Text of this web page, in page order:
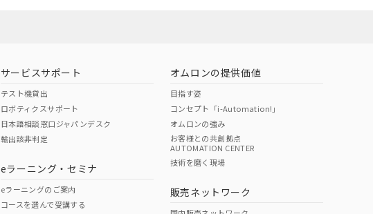
サービスサポート
テスト機貸出
ロボティクスサポート
日本語相談窓口ジャパンデスク
輸出該非判定
eラーニング・セミナ
eラーニングのご案内
コースを選んで受講する
オムロンの提供価値
目指す姿
コンセプト「i-Automation!」
オムロンの強み
お客様との共創拠点
AUTOMATION CENTER
技術を磨く現場
販売ネットワーク